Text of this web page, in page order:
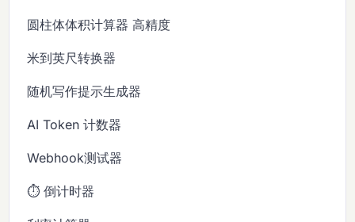
圆柱体体积计算器 高精度
米到英尺转换器
随机写作提示生成器
AI Token 计数器
Webhook测试器
⏱️ 倒计时器